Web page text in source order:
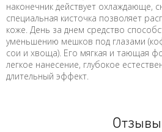
наконечник действует охлаждающе,
специальная кисточка позволяет
коже. День за днем средство
уменьшению мешков под глазами
сои и хвоща). Его мягкая и тающая
легкое нанесение, глубокое
длительный эффект.
Отзывы